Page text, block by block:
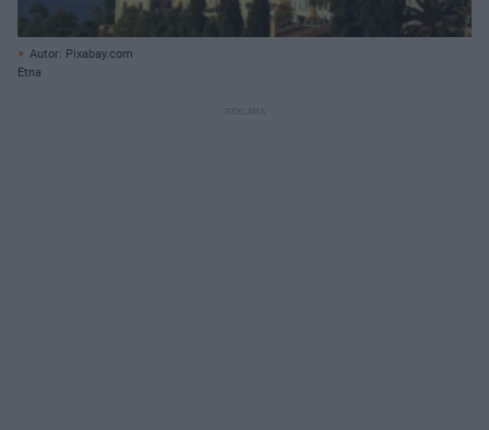
Autor: Pixabay.com
Etna